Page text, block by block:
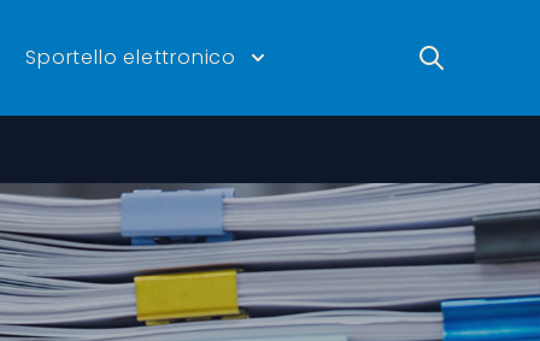
Sportello elettronico Ricerca